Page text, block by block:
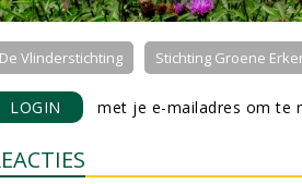
De Vlinderstichting Stichting Groene
LOGIN met je e-mailadres om te